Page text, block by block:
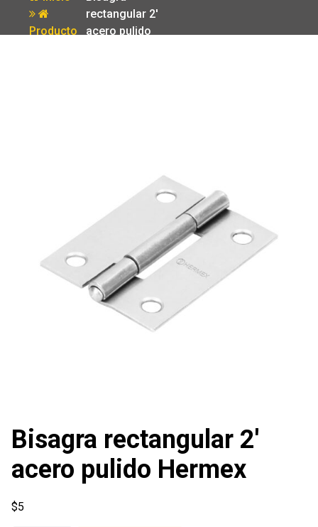
Producto
rectangular 2′
acero pulido
Bisagra rectangular 2′
acero pulido Hermex
$5